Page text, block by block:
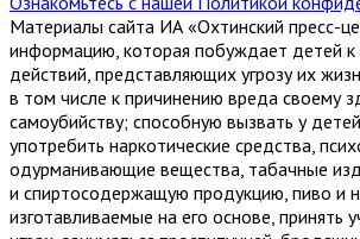
Материалы сайта ИА «Охтинский пресс-
информацию, которая побуждает детей
действий, представляющих угрозу их
в том числе к причинению вреда своему
самоубийству; способную вызвать у
употребить наркотические средства,
одурманивающие вещества, табачные
и спиртосодержащую продукцию, пиво и
изготавливаемые на его основе, принять